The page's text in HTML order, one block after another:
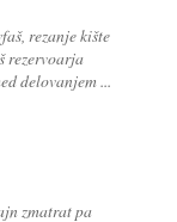
rezanje kište
rezervoarja
delovanjem ...
zmatrat pa